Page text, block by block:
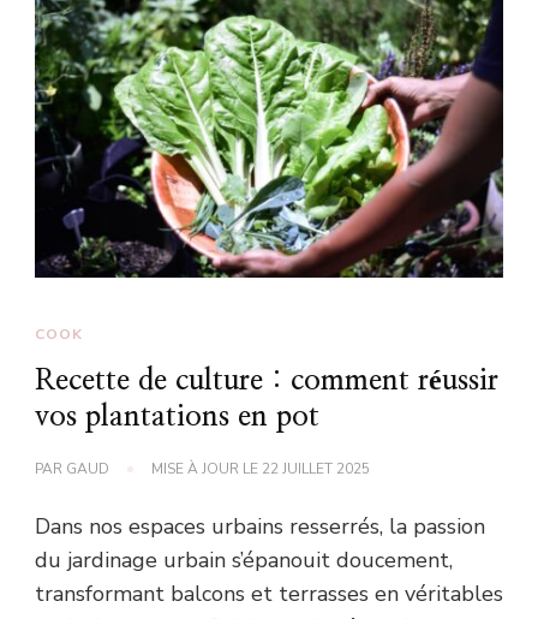
COOK
Recette de culture : comment réussir
vos plantations en pot
PAR GAUD MISE À JOUR LE 22 JUILLET 2025
Dans nos espaces urbains resserrés, la passion
du jardinage urbain s’épanouit doucement,
transformant balcons et terrasses en véritables